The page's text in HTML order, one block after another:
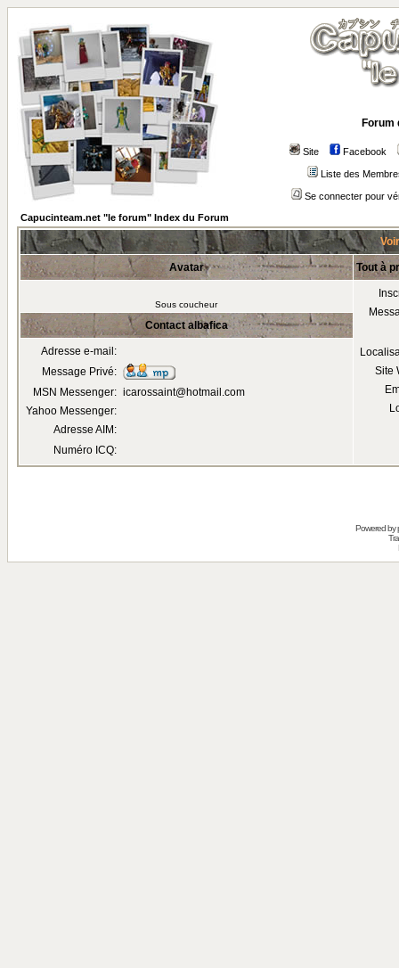
Forum
Site Facebook
Liste des
Se connecter pour
Capucinteam.net "le forum" Index du Forum
Avatar Tout à
Sous coucheur
Site
Contact albafica
Adresse e-mail:
Message Privé:
MSN Messenger: icarossaint@hotmail.com
Yahoo Messenger:
Adresse AIM:
Numéro ICQ:
Powered by